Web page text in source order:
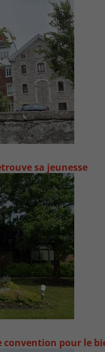
sa jeunesse
pour le